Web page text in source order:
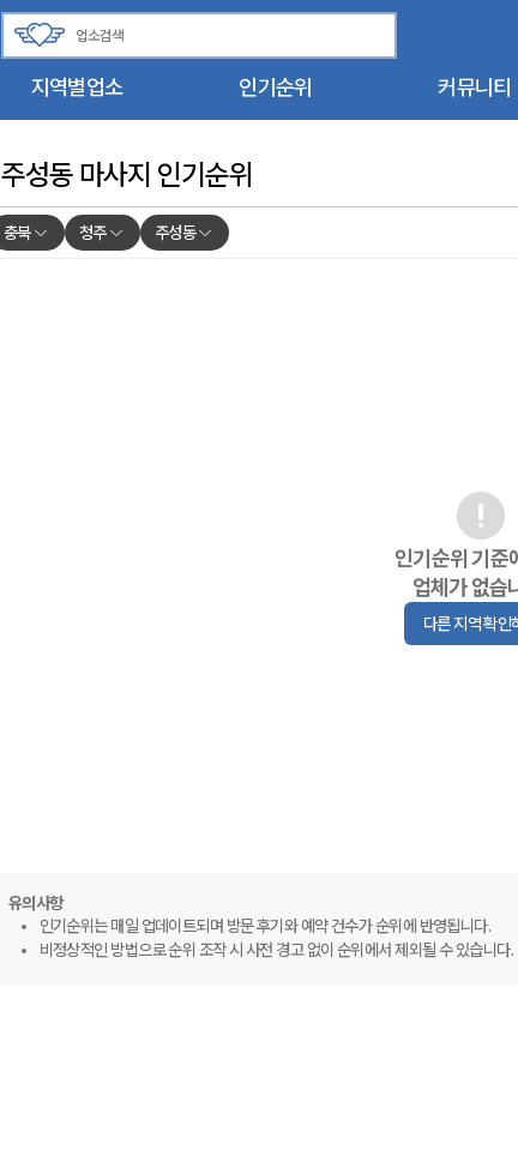
지역별업소 인기순위 커뮤니티
주성동 마사지 인기순위
충북 청주 주성동
인기순위 기준
업체가 없습
다른 지역 확인
유의사항
인기순위는 매일 업데이트되며 방문 후기와 예약 건수가 순위에 반영됩니다.
비정상적인 방법으로 순위 조작 시 사전 경고 없이 순위에서 제외될 수 있습니다.